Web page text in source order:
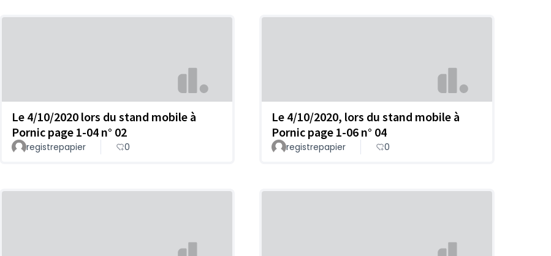
Le 4/10/2020 lors du stand mobile à
Pornic page 1-04 n° 02
registrepapier 0
Le 4/10/2020, lors du stand mobile à
Pornic page 1-06 n° 04
registrepapier 0